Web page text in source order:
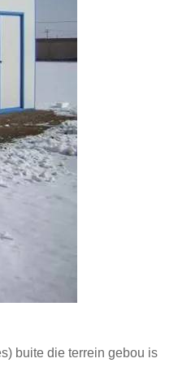
buite die terrein gebou is